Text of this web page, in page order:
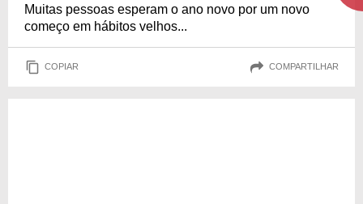
Muitas pessoas esperam o ano novo por um novo
começo em hábitos velhos...
COPIAR COMPARTILHAR